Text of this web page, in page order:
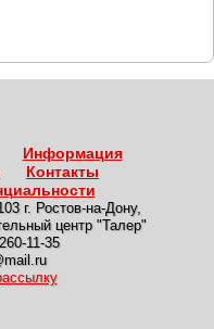
Информация
Контакты
г. Ростов-на-Дону,
центр "Талер"
11-35